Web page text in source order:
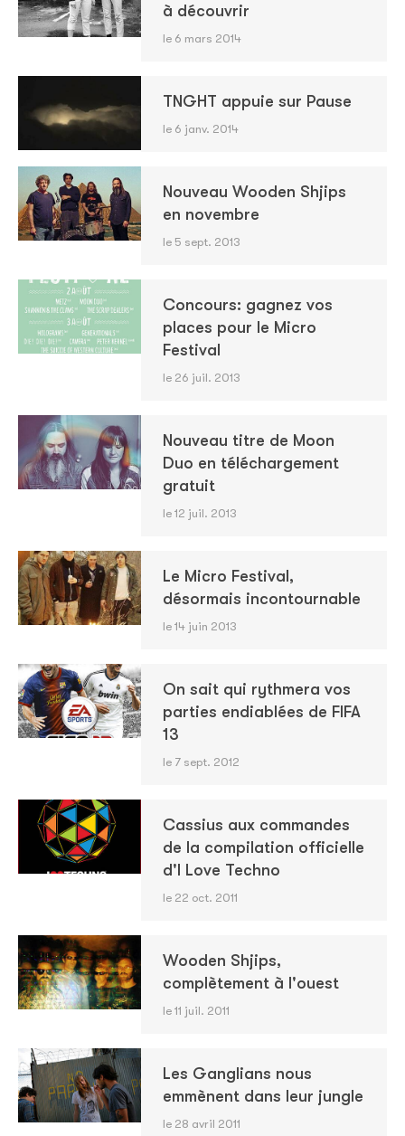
à découvrir
le 6 mars 2014
TNGHT appuie sur Pause
le 6 janv. 2014
Nouveau Wooden Shjips
en novembre
le 5 sept. 2013
Concours: gagnez vos
places pour le Micro
Festival
le 26 juil. 2013
Nouveau titre de Moon
Duo en téléchargement
gratuit
le 12 juil. 2013
Le Micro Festival,
désormais incontournable
le 14 juin 2013
On sait qui rythmera vos
parties endiablées de FIFA
13
le 7 sept. 2012
Cassius aux commandes
de la compilation officielle
d'I Love Techno
le 22 oct. 2011
Wooden Shjips,
complètement à l'ouest
le 11 juil. 2011
Les Ganglians nous
emmènent dans leur jungle
le 28 avril 2011